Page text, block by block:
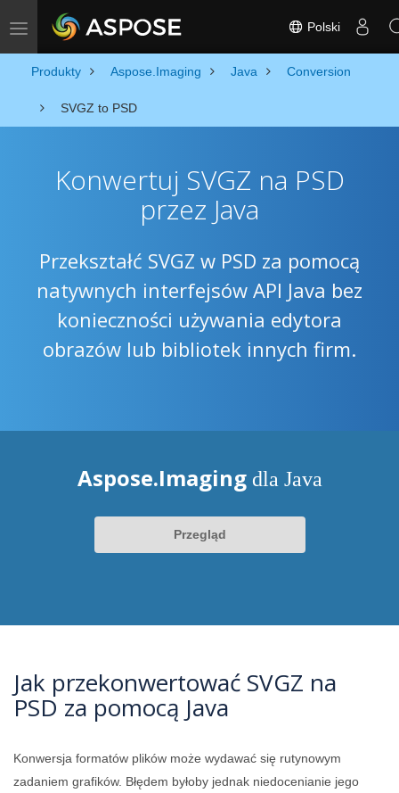
Toggle navigation Polski
Produkty Aspose.Imaging Java Conversion
SVGZ to PSD
Konwertuj SVGZ na PSD
przez Java
Przekształć SVGZ w PSD za pomocą
natywnych interfejsów API Java bez
konieczności używania edytora
obrazów lub bibliotek innych firm.
Aspose.Imaging dla Java
Przegląd
Jak przekonwertować SVGZ na
PSD za pomocą Java
Konwersja formatów plików może wydawać się rutynowym
zadaniem grafików. Błędem byłoby jednak niedocenianie jego